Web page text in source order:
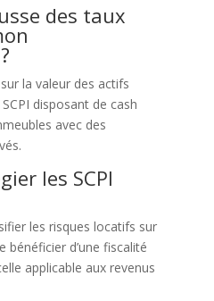
des taux
la valeur des actifs
disposant de cash
avec des
les SCPI
les risques locatifs sur
bénéficier d’une fiscalité
applicable aux revenus